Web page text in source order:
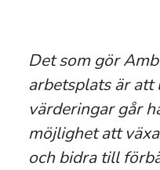
Det som gör
arbetsplats är att
värderingar går
möjlighet att
och bidra till